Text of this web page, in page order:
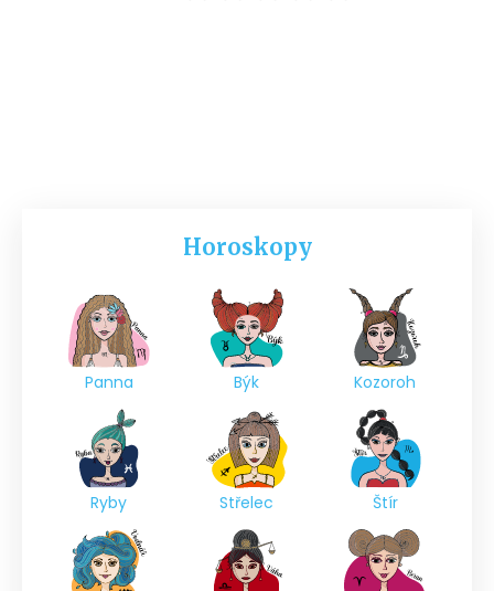
Horoskopy
Panna Býk Kozoroh
Ryby Střelec Štír